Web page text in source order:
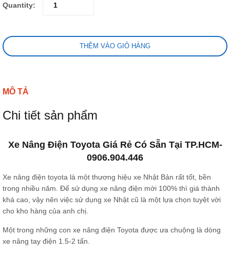
Quantity:
THÊM VÀO GIỎ HÀNG
MÔ TẢ
Chi tiết sản phẩm
Xe Nâng Điện Toyota Giá Rẻ Có Sẵn Tại TP.HCM-
0906.904.446
Xe nâng điện toyota là một thương hiệu xe Nhật Bản rất tốt, bền
trong nhiều năm. Để sử dụng xe nâng điện mới 100% thì giá thành
khá cao, vậy nên việc sử dụng xe Nhật cũ là một lựa chọn tuyệt vời
cho kho hàng của anh chị.
Một trong những con xe nâng điện Toyota được ưa chuộng là dòng
xe nâng tay điện 1.5-2 tấn.